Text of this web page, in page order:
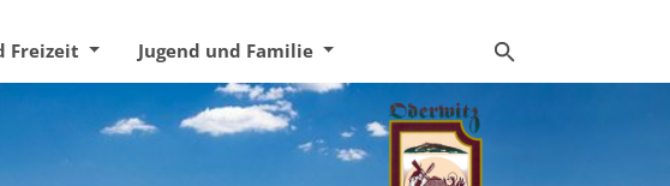
Freizeit Jugend und Familie